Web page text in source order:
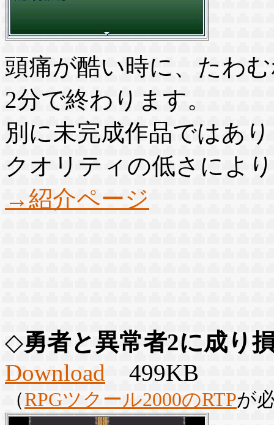
頭痛が酷い時に、たわ
2分で終わります。
別に未完成作品ではあ
クオリティの低さによ
→紹介ページ
◇勇者と異常者2に成り
Download 499KB
（RPGツクール2000のRTPが